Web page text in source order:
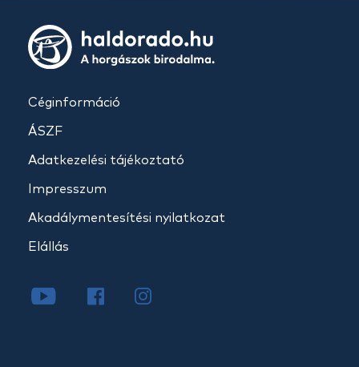
Céginformáció
ÁSZF
Adatkezelési tájékoztató
Impresszum
Akadálymentesítési nyilatkozat
Elállás